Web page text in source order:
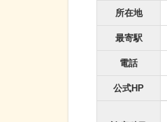
所在地
最寄駅
電話
公式HP